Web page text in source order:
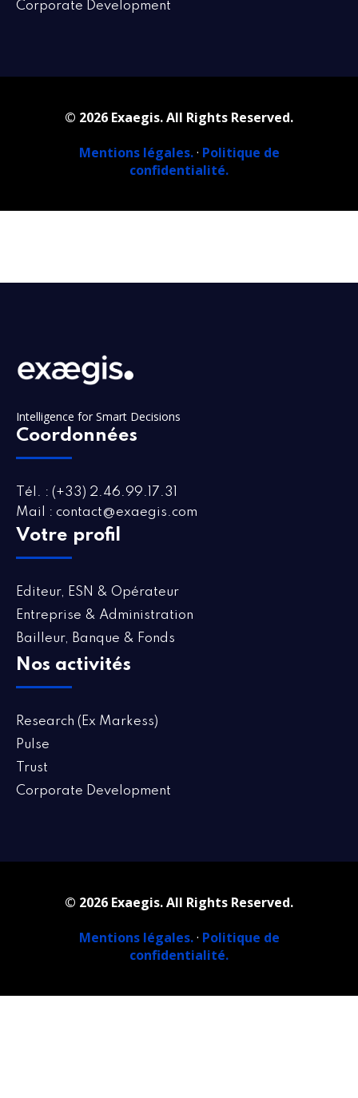
Corporate Development
© 2026 Exaegis. All Rights Reserved.
Mentions légales.· Politique de
confidentialité.
Intelligence for Smart Decisions
Coordonnées
Tél. : (+33) 2.46.99.17.31
Mail : contact@exaegis.com
Votre profil
Editeur, ESN & Opérateur
Entreprise & Administration
Bailleur, Banque & Fonds
Nos activités
Research (Ex Markess)
Pulse
Trust
Corporate Development
© 2026 Exaegis. All Rights Reserved.
Mentions légales.· Politique de
confidentialité.